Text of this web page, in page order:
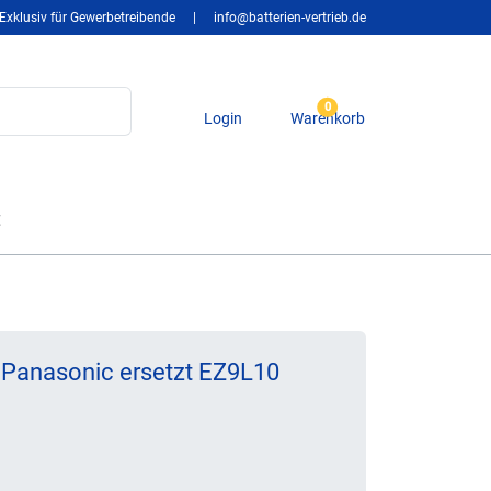
Exklusiv für Gewerbetreibende info@batterien-vertrieb.de
Login
0
Warenkorb
ersetzt EZ9L10